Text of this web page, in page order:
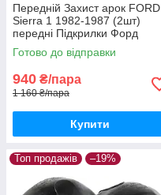
Передній Захист арок FORD
Sierra 1 1982-1987 (2шт)
передні Підкрилки Форд
Сієрра пара передніх
Готово до відправки
940 ₴/пара
1 160 ₴/пара
Купити
Топ продажів –19%